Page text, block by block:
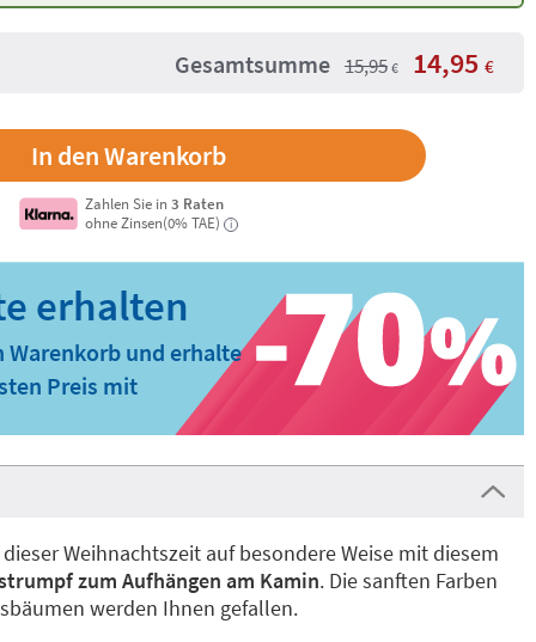
Gesamtsumme 15,95 € 14,95 €
Zahlen Sie in3 Raten
ohne Zinsen(0% TAE)
i
Warenkorb und erhalte
Preis mit
Weihnachtszeit auf besondere Weise mit diesem
zum Aufhängen am Kamin. Die sanften Farben
werden Ihnen gefallen.